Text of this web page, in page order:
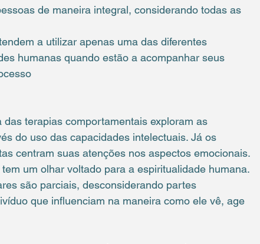
de maneira integral, considerando todas as
a utilizar apenas uma das diferentes
humanas quando estão a acompanhar seus
terapias comportamentais exploram as
do uso das capacidades intelectuais. Já os
centram suas atenções nos aspectos emocionais.
um olhar voltado para a espiritualidade humana.
são parciais, desconsiderando partes
que influenciam na maneira como ele vê, age